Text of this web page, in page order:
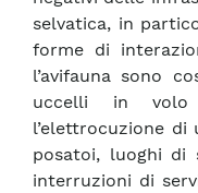
selvatica, in
forme di
l’avifauna sono
uccelli in
l’elettrocuzione
posatoi, luoghi
interruzioni di